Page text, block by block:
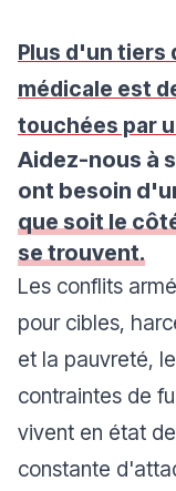
Plus d'un tiers
médicale est
touchées par
Aidez-nous à
ont besoin
que soit le
se trouvent.
Les conflits
pour cibles,
et la pauvreté,
contraintes de
vivent en état
constante